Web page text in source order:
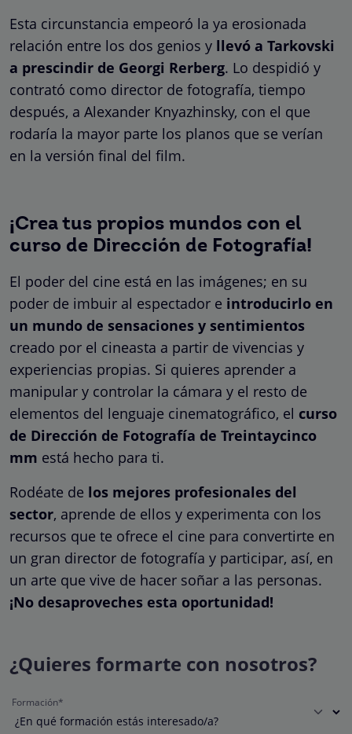
Esta circunstancia empeoró la ya erosionada
relación entre los dos genios y llevó a Tarkovski
a prescindir de Georgi Rerberg. Lo despidió y
contrató como director de fotografía, tiempo
después, a Alexander Knyazhinsky, con el que
rodaría la mayor parte los planos que se verían
en la versión final del film.
¡Crea tus propios mundos con el
curso de Dirección de Fotografía!
El poder del cine está en las imágenes; en su
poder de imbuir al espectador e introducirlo en
un mundo de sensaciones y sentimientos
creado por el cineasta a partir de vivencias y
experiencias propias. Si quieres aprender a
manipular y controlar la cámara y el resto de
elementos del lenguaje cinematográfico, el curso
de Dirección de Fotografía de Treintaycinco
mm está hecho para ti.
Rodéate de los mejores profesionales del
sector, aprende de ellos y experimenta con los
recursos que te ofrece el cine para convertirte en
un gran director de fotografía y participar, así, en
un arte que vive de hacer soñar a las personas.
¡No desaproveches esta oportunidad!
¿Quieres formarte con nosotros?
Formación*